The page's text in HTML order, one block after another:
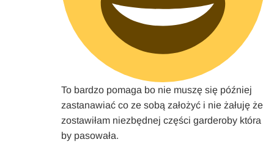
To bardzo pomaga bo nie muszę się później
zastanawiać co ze sobą założyć i nie żałuję że
zostawiłam niezbędnej części garderoby która
by pasowała.